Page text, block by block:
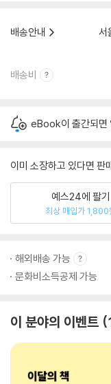
배송안내
서
배송비
eBook이 출간되면
이미 소장하고 있다면 판
예스24에 팔기
최상 매입가 1,800
해외배송 가능
문화비소득공제 가능
이 분야의 이벤트